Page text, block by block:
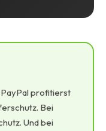
profitierst
Bei
Und bei